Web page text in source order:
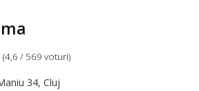
(4,6 / 569 voturi)
34, Cluj